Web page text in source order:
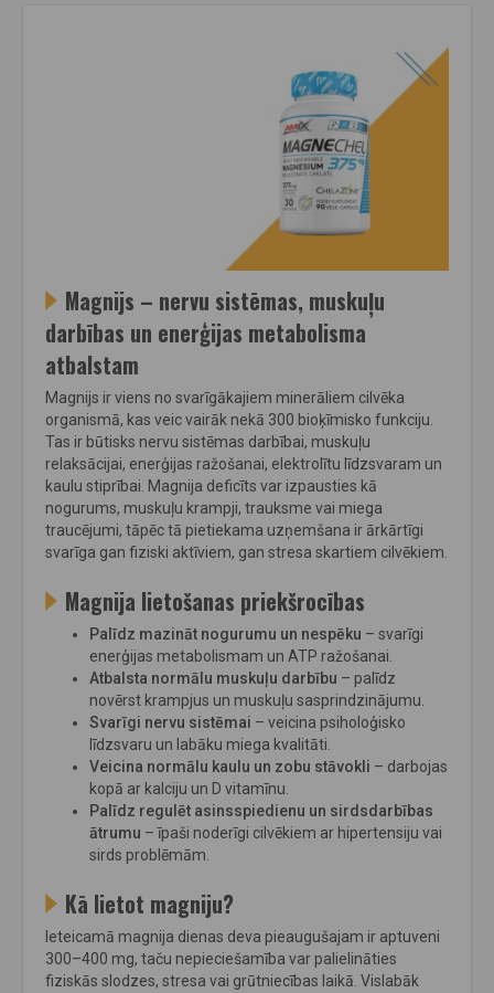
Magnijs – nervu sistēmas, muskuļu
darbības un enerģijas metabolisma
atbalstam
Magnijs ir viens no svarīgākajiem minerāliem cilvēka
organismā, kas veic vairāk nekā 300 bioķīmisko funkciju.
Tas ir būtisks nervu sistēmas darbībai, muskuļu
relaksācijai, enerģijas ražošanai, elektrolītu līdzsvaram un
kaulu stiprībai. Magnija deficīts var izpausties kā
nogurums, muskuļu krampji, trauksme vai miega
traucējumi, tāpēc tā pietiekama uzņemšana ir ārkārtīgi
svarīga gan fiziski aktīviem, gan stresa skartiem cilvēkiem.
Magnija lietošanas priekšrocības
Palīdz mazināt nogurumu un nespēku – svarīgi
enerģijas metabolismam un ATP ražošanai.
Atbalsta normālu muskuļu darbību – palīdz
novērst krampjus un muskuļu sasprindzinājumu.
Svarīgi nervu sistēmai – veicina psiholoģisko
līdzsvaru un labāku miega kvalitāti.
Veicina normālu kaulu un zobu stāvokli – darbojas
kopā ar kalciju un D vitamīnu.
Palīdz regulēt asinsspiedienu un sirdsdarbības
ātrumu – īpaši noderīgi cilvēkiem ar hipertensiju vai
sirds problēmām.
Kā lietot magniju?
Ieteicamā magnija dienas deva pieaugušajam ir aptuveni
300–400 mg, taču nepieciešamība var palielināties
fiziskās slodzes, stresa vai grūtniecības laikā. Vislabāk